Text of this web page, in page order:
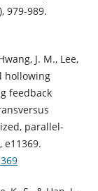
979-989.
J. M., Lee,
hollowing
feedback
parallel-
e11369.